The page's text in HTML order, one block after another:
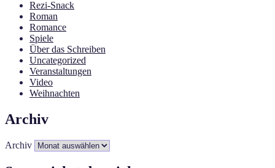
Rezi-Snack
Roman
Romance
Spiele
Über das Schreiben
Uncategorized
Veranstaltungen
Video
Weihnachten
Archiv
Archiv